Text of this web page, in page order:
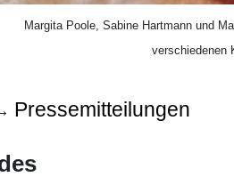
Margita Poole, Sabine Hartmann und
verschiedenen
Pressemitteilungen